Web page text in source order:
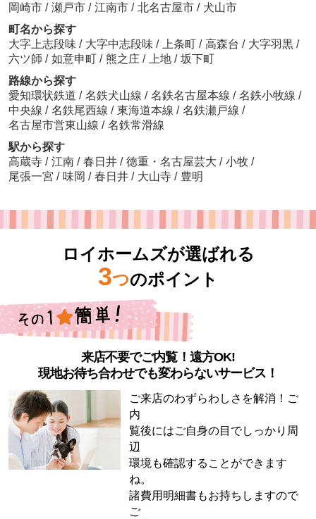
岡崎市 / 瀬戸市 / 江南市 / 北名古屋市 / 犬山市
町名から探す
大字上志段味 / 大字中志段味 / 上条町 / 高森台 / 大字羽黒 /
六ツ師 / 如意申町 / 熊之庄 / 上地 / 坂下町
路線から探す
愛知環状鉄道 / 名鉄犬山線 / 名鉄名古屋本線 / 名鉄小牧線 /
中央線 / 名鉄尾西線 / 東海道本線 / 名鉄瀬戸線 /
名古屋市営東山線 / 名鉄常滑線
駅から探す
高蔵寺 / 江南 / 春日井 / 徳重・名古屋芸大 / 小牧 /
尾張一宮 / 味岡 / 春日井 / 大山寺 / 豊明
ロイホームズが選ばれる
3つのポイント
来店不要でご内覧！遠方OK!
現地お待ち合わせでも変わらないサービス！
ご来店のわずらわしさを解消！ご
内
覧後にはご自身の目でしっかり周
辺
環境も確認することができます
ね。
諸費用明細書もお持ちしますので
ご